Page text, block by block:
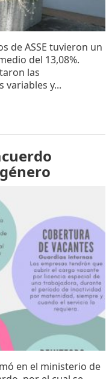
de ASSE tuvieron un
del 13,08%.
las
variables y...
en el ministerio de